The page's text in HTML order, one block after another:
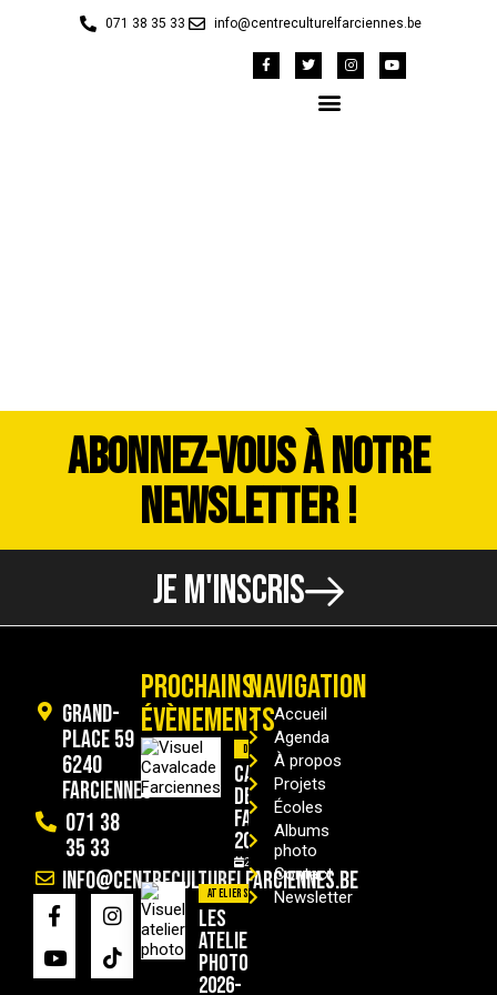
071 38 35 33 info@centreculturelfarciennes.be
ABONNEZ-VOUS À NOTRE
NEWSLETTER !
JE M'INSCRIS
Grand-
Place 59
6240
Farciennes
071 38
35 33
info@centreculturelfarciennes.be
PROCHAINS
ÉVÈNEMENTS
Divers
Cavalcade
de
Farciennes
2026
29/08/2026
Ateliers
Les
ateliers
photo
2026-
NAVIGATION
Accueil
Agenda
À propos
Projets
Écoles
Albums
photo
Contact
Newsletter